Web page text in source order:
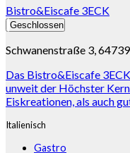
Bistro&Eiscafe 3ECK
Geschlossen
Schwanenstraße 3,
Das Bistro&Eiscafe
unweit der Höchster
Eiskreationen, als auch
Italienisch
Gastro